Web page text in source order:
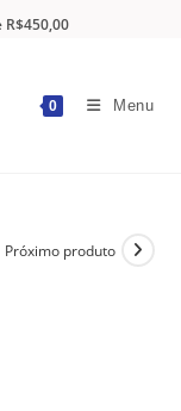
0 Menu
Próximo produto